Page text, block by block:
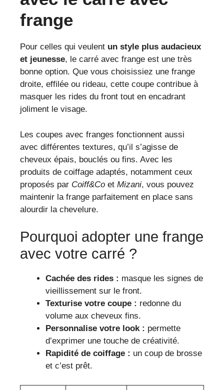
frange
Pour celles qui veulent un style plus audacieux
et jeunesse, le carré avec frange est une très
bonne option. Que vous choisissiez une frange
droite, effilée ou rideau, cette coupe contribue à
masquer les rides du front tout en encadrant
joliment le visage.
Les coupes avec franges fonctionnent aussi
avec différentes textures, qu’il s’agisse de
cheveux épais, bouclés ou fins. Avec les
produits de coiffage adaptés, notamment ceux
proposés par Coiff&Co et Mizani, vous pouvez
maintenir la frange parfaitement en place sans
alourdir la chevelure.
Pourquoi adopter une frange
avec votre carré ?
Cachée des rides : masque les signes de
vieillissement sur le front.
Texturise votre coupe : redonne du
volume aux cheveux fins.
Personnalise votre look : permette
d’exprimer une touche de créativité.
Rapidité de coiffage : un coup de brosse
et c’est prêt.